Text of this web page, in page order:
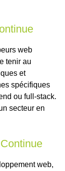
web
tenir au
et
spécifiques
ou full-stack.
secteur en
web,